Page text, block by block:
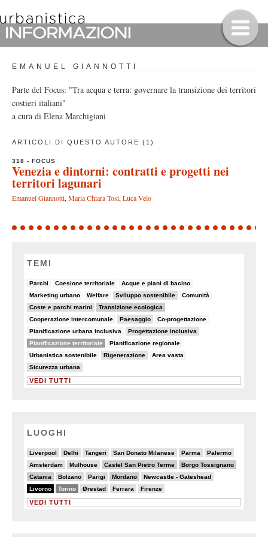
EMANUEL GIANNOTTI
Parte del Focus: "Tra acqua e terra: governare la transizione dei territori
costieri italiani"
a cura di Elena Marchigiani
ARTICOLI DI QUESTO AUTORE (1)
318 - FOCUS
Venezia e dintorni: contratti e progetti nei
territori lagunari
Emanuel Giannotti, Maria Chiara Tosi, Luca Velo
TEMI
Parchi
6/90 Coesione territoriale
8/90 Acque e piani di bacino
5/90
Marketing urbano
5/90 Welfare
5/90 Sviluppo sostenibile
19/90 Comunità
7/90
Coste e parchi marini
19/90 Transizione ecologica
30/90
Cooperazione intercomunale
7/90 Paesaggio
14/90 Co-progettazione
6/90
Pianificazione urbana inclusiva
6/90 Progettazione inclusiva
10/90
Pianificazione territoriale
48/90 Pianificazione regionale
5/90
Urbanistica sostenibile
6/90 Rigenerazione
16/90 Area vasta
7/90
Sicurezza urbana
10/90
VEDI TUTTI
LUOGHI
Liverpool
3/20 Delhi
4/20 Tangeri
2/20 San Donato Milanese
3/20 Parma
2/20 Palermo
2/20
Amsterdam
3/20 Mulhouse
4/20 Castel San Pietro Terme
6/20 Borgo Tossignano
6/20
Catania
6/20 Bolzano
4/20 Parigi
4/20 Mordano
6/20 Newcastle - Gateshead
3/20
Livorno
20/20 Torino
13/20 Ørestad
4/20 Ferrara
2/20 Firenze
2/20
VEDI TUTTI